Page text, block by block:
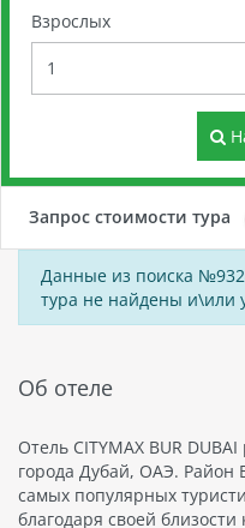
Взрослых
Запрос стоимости тура
Данные из поиска
тура не найдены и\или
Об отеле
Отель CITYMAX BUR
города Дубай, ОАЭ. Район
самых популярных
благодаря своей